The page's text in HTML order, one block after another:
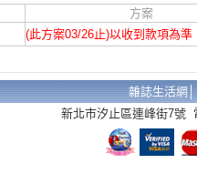
方案
(此方案03/26止)以收到款項為準
雜誌生活網
新北市汐止區連峰街7號